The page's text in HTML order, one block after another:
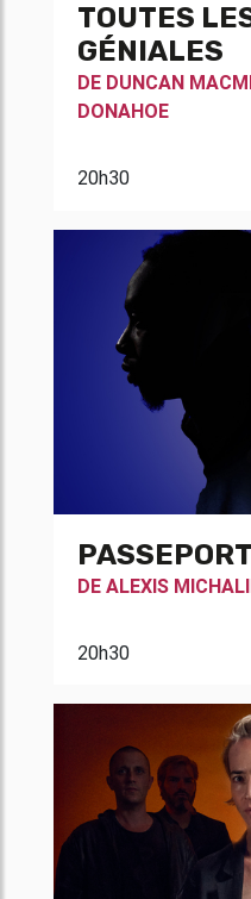
TOUTES
GÉNIALES
DE DUNCAN
DONAHOE
20h30
PASSEPORT
DE ALEXIS
20h30